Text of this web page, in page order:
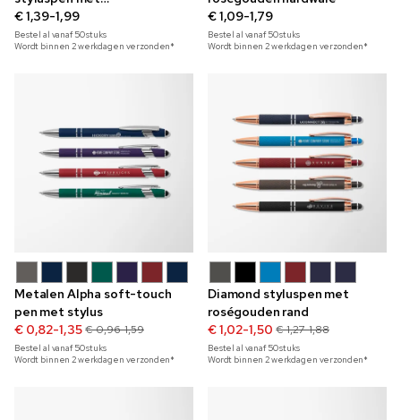
parelmoerglans
€ 1,39-1,99
Bestel al vanaf50stuks
Wordt binnen 2 werkdagen verzonden*
€ 1,09-1,79
Bestel al vanaf50stuks
Wordt binnen 2 werkdagen verzonden*
Metalen Alpha soft-touch
pen met stylus
€ 0,82-1,35 € 0,96-1,59
Bestel al vanaf50stuks
Wordt binnen 2 werkdagen verzonden*
Diamond styluspen met
roségouden rand
€ 1,02-1,50 € 1,27-1,88
Bestel al vanaf50stuks
Wordt binnen 2 werkdagen verzonden*